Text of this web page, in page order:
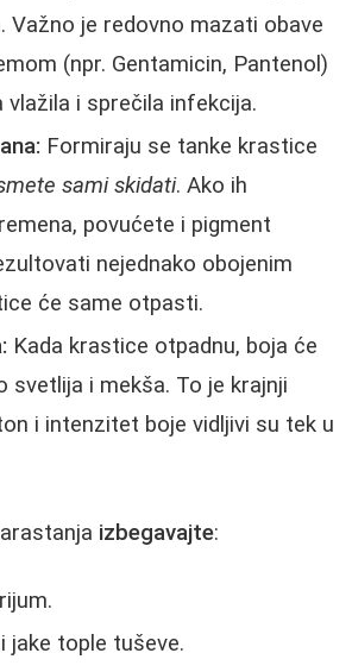
Važno je redovno mazati obave
(npr. Gentamicin, Pantenol)
vlažila i sprečila infekcija.
Formiraju se tanke krastice
sami skidati. Ako ih
povućete i pigment
nejednako obojenim
će same otpasti.
Kada krastice otpadnu, boja će
svetlija i mekša. To je krajnji
i intenzitet boje vidljivi su tek u
izbegavajte:
jake tople tuševe.